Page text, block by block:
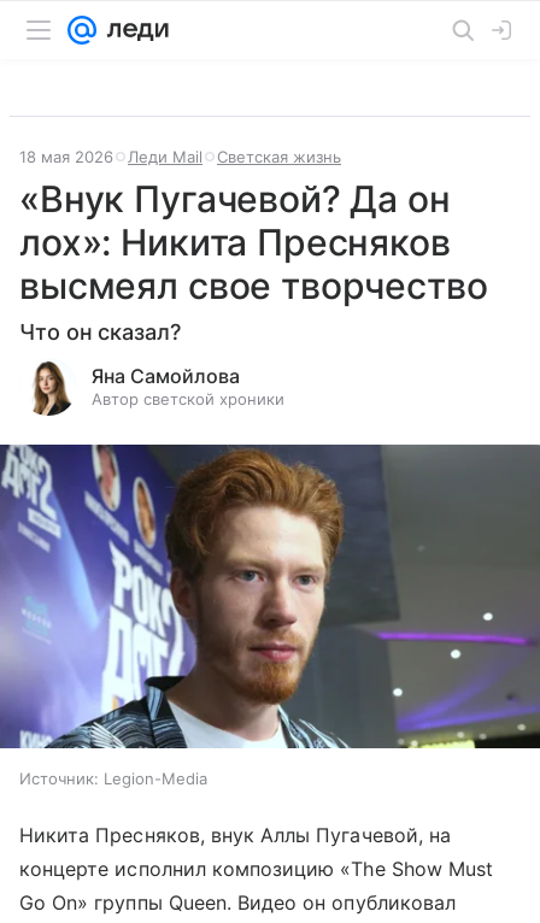
18 мая 2026 Леди Mail Светская жизнь
«Внук Пугачевой? Да он
лох»: Никита Пресняков
высмеял свое творчество
Что он сказал?
Яна Самойлова
Автор светской хроники
Источник: Legion-Media
Никита Пресняков, внук Аллы Пугачевой, на
концерте исполнил композицию «The Show Must
Go On» группы Queen. Видео он опубликовал